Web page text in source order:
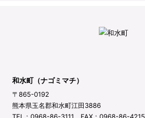
和水町（ナゴミマチ）
〒865-0192
熊本県玉名郡和水町江田3886
TEL：0968-86-3111 FAX：0968-86-4215